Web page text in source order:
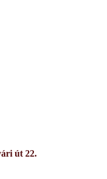
út 22.